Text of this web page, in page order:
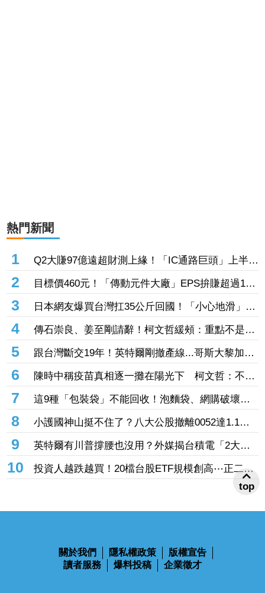
熱門新聞
1
Q2大賺97億遠超財測上緣！「IC通路巨頭」上半年
EPS站上13元 工業與AI應用需求持續復甦加持
2
目標價460元！「傳動元件大廠」EPS拚賺超過1股
本 半導體設備需求爆發、漲價有戲
3
日本網友爆買台灣扛35公斤回國！「小心地滑」告
示牌也帶走 3萬人笑翻
4
傳石崇良、姜至剛請辭！柯文哲緩頰：重點不是誰
下台 是致癌物從哪來、油流去哪
5
跟台灣斷交19年！英特爾剛撤產線...哥斯大黎加連
2年來台參展搶半導體商機
6
陳時中稱疫苗真相逐一攤在陽光下 柯文哲：不要
臉、完全沒天良沒良心
7
這9種「包裝袋」不能回收！泡麵袋、網購破壞袋
都上榜 丟錯最高罰6000元
8
小護國神山挺不住了？八大公股撤離0052達1.1
億 3檔正2遭棄「主動式天公號」也中槍
9
英特爾有川普撐腰也沒用？外媒揭台積電「2大護
城河」逼退轉單：客戶不敢得罪
10
投資人越跌越買！20檔台股ETF規模創高⋯正二、
關於我們 隱私權政策
版權宣告
top